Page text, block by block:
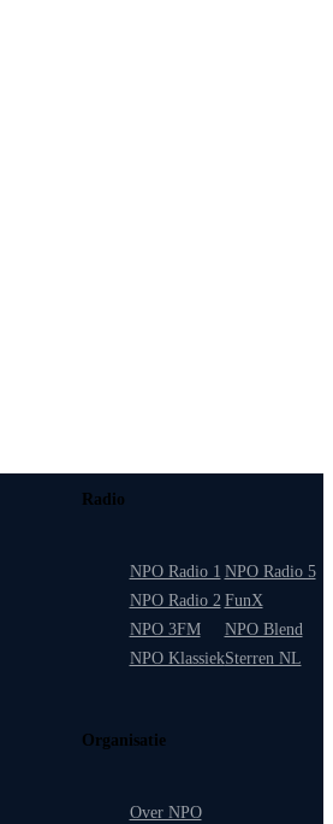
Radio
NPO Radio 1
NPO Radio 2
NPO 3FM
NPO Klassiek
NPO Radio 5
FunX
NPO Blend
Sterren NL
Organisatie
Over NPO